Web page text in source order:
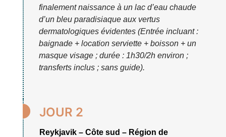
finalement naissance à un lac d’eau chaude
d’un bleu paradisiaque aux vertus
dermatologiques évidentes (Entrée incluant :
baignade + location serviette + boisson + un
masque visage ; durée : 1h30/2h environ ;
transferts inclus ; sans guide).
 JOUR 2
Reykjavik – Côte sud – Région de